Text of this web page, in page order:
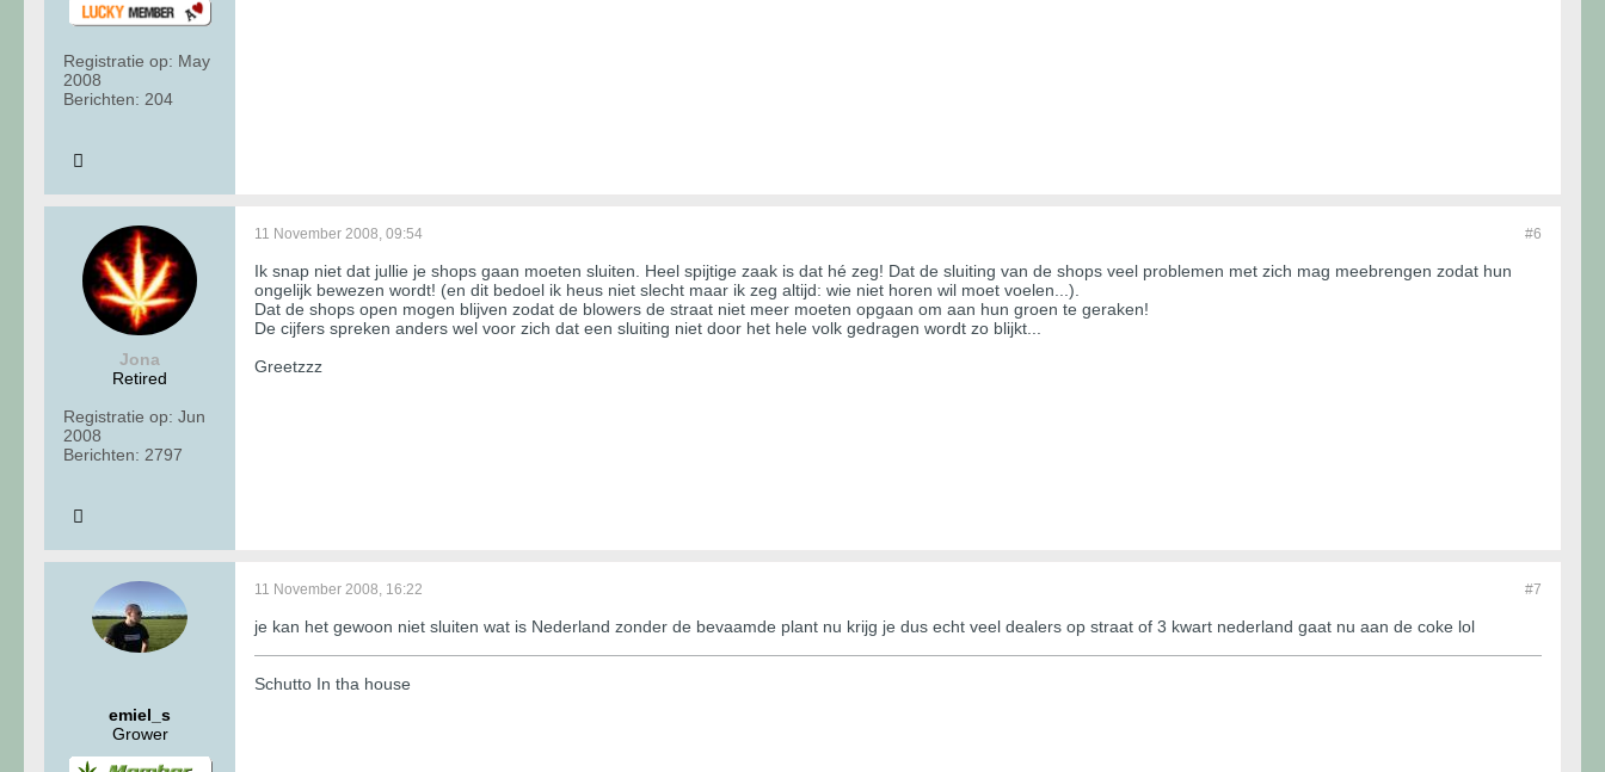
Registratie op: May
2008
Berichten: 204
Jona
Retired
Registratie op: Jun
2008
Berichten: 2797
#6
11 November 2008, 09:54
Ik snap niet dat jullie je shops gaan moeten sluiten. Heel spijtige zaak is dat hé zeg! Dat de sluiting van de shops veel problemen met zich mag meebrengen zodat hun
ongelijk bewezen wordt! (en dit bedoel ik heus niet slecht maar ik zeg altijd: wie niet horen wil moet voelen...).
Dat de shops open mogen blijven zodat de blowers de straat niet meer moeten opgaan om aan hun groen te geraken!
De cijfers spreken anders wel voor zich dat een sluiting niet door het hele volk gedragen wordt zo blijkt...
Greetzzz
emiel_s
Grower
#7
11 November 2008, 16:22
je kan het gewoon niet sluiten wat is Nederland zonder de bevaamde plant nu krijg je dus echt veel dealers op straat of 3 kwart nederland gaat nu aan de coke lol
Schutto In tha house